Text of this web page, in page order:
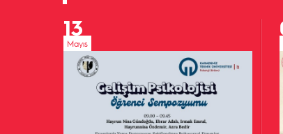
13
Mayıs